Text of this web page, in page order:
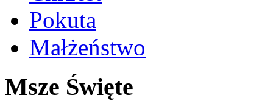
Pokuta
Małżeństwo
Msze Święte